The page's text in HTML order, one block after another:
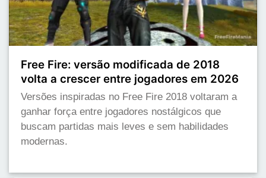
Free Fire: versão modificada de 2018
volta a crescer entre jogadores em 2026
Versões inspiradas no Free Fire 2018 voltaram a
ganhar força entre jogadores nostálgicos que
buscam partidas mais leves e sem habilidades
modernas.